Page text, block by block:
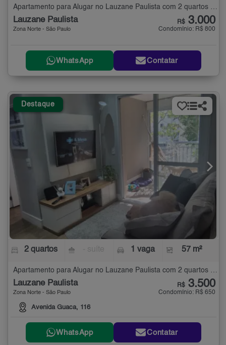
Apartamento para Alugar no Lauzane Paulista com 2 quartos - 74 m²
Lauzane Paulista
Zona Norte - São Paulo
R$ 3.000
Condomínio: R$ 800
WhatsApp Contatar
Destaque
2 quartos 1 vaga 57 m²
Apartamento para Alugar no Lauzane Paulista com 2 quartos - 57 m²
Lauzane Paulista
Zona Norte - São Paulo
Avenida Guaca, 116
R$ 3.500
Condomínio: R$ 650
WhatsApp Contatar